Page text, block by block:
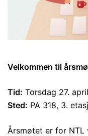
Velkommen til
Tid: Torsdag 27.
Sted: PA 318, 3.
Årsmøtet er for NTL